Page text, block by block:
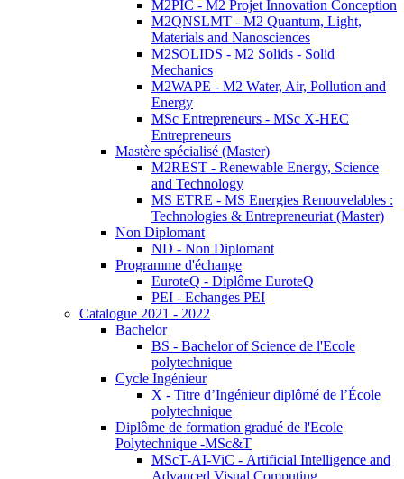
M2PIC - M2 Projet Innovation Conception
M2QNSLMT - M2 Quantum, Light,
Materials and Nanosciences
M2SOLIDS - M2 Solids - Solid
Mechanics
M2WAPE - M2 Water, Air, Pollution and
Energy
MSc Entrepreneurs - MSc X-HEC
Entrepreneurs
Mastère spécialisé (Master)
M2REST - Renewable Energy, Science
and Technology
MS ETRE - MS Energies Renouvelables :
Technologies & Entrepreneuriat (Master)
Non Diplomant
ND - Non Diplomant
Programme d'échange
EuroteQ - Diplôme EuroteQ
PEI - Echanges PEI
Catalogue 2021 - 2022
Bachelor
BS - Bachelor of Science de l'Ecole
polytechnique
Cycle Ingénieur
X - Titre d’Ingénieur diplômé de l’École
polytechnique
Diplôme de formation gradué de l'Ecole
Polytechnique -MSc&T
MScT-AI-ViC - Artificial Intelligence and
Advanced Visual Computing